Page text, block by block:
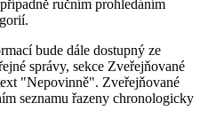
ručním prohledáním
bude dále dostupný ze
správy, sekce Zveřejňované
"Nepovinně". Zveřejňované
seznamu řazeny chronologicky